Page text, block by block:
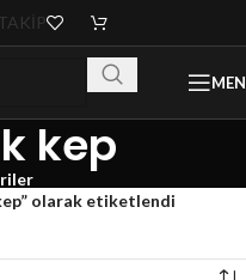
kep
olarak etiketlendi